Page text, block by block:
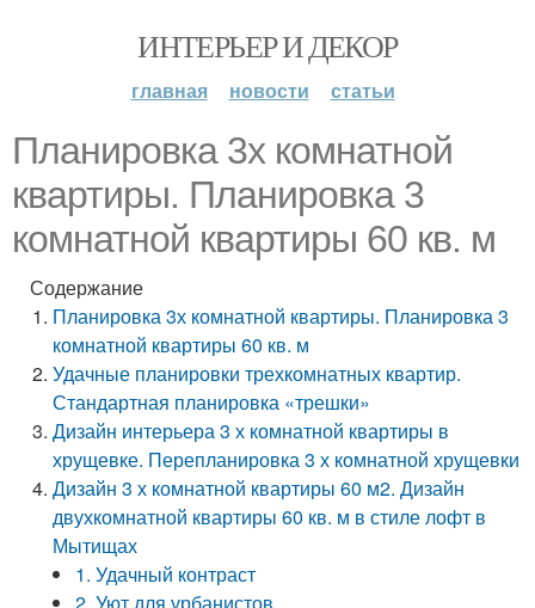
ИНТЕРЬЕР И ДЕКОР
главная новости статьи
Планировка 3х комнатной
квартиры. Планировка 3
комнатной квартиры 60 кв. м
Содержание
Планировка 3х комнатной квартиры. Планировка 3
комнатной квартиры 60 кв. м
Удачные планировки трехкомнатных квартир.
Стандартная планировка «трешки»
Дизайн интерьера 3 х комнатной квартиры в
хрущевке. Перепланировка 3 х комнатной хрущевки
Дизайн 3 х комнатной квартиры 60 м2. Дизайн
двухкомнатной квартиры 60 кв. м в стиле лофт в
Мытищах
1. Удачный контраст